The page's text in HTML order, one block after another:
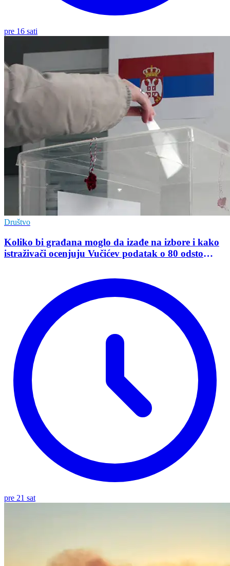
pre 16 sati
Društvo
Koliko bi građana moglo da izađe na izbore i kako
istraživači ocenjuju Vučićev podatak o 80 odsto
pre 21 sat